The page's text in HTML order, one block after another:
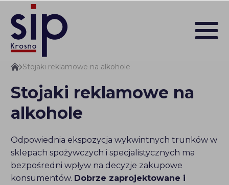
Stojaki reklamowe na alkohole
Stojaki reklamowe na
alkohole
Odpowiednia ekspozycja wykwintnych trunków w
sklepach spożywczych i specjalistycznych ma
bezpośredni wpływ na decyzje zakupowe
konsumentów. Dobrze zaprojektowane i